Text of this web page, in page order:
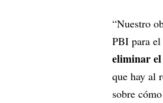
“Nuestro
PBI para
eliminar
que hay al
sobre